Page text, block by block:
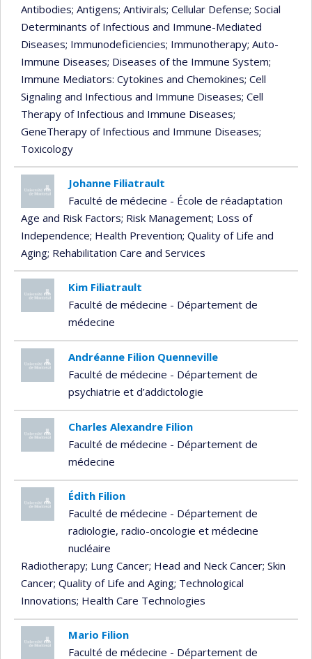
Antibodies; Antigens; Antivirals; Cellular Defense; Social
Determinants of Infectious and Immune-Mediated
Diseases; Immunodeficiencies; Immunotherapy; Auto-
Immune Diseases; Diseases of the Immune System;
Immune Mediators: Cytokines and Chemokines; Cell
Signaling and Infectious and Immune Diseases; Cell
Therapy of Infectious and Immune Diseases;
GeneTherapy of Infectious and Immune Diseases;
Toxicology
Johanne Filiatrault
Faculté de médecine - École de réadaptation
Age and Risk Factors; Risk Management; Loss of
Independence; Health Prevention; Quality of Life and
Aging; Rehabilitation Care and Services
Kim Filiatrault
Faculté de médecine - Département de
médecine
Andréanne Filion Quenneville
Faculté de médecine - Département de
psychiatrie et d’addictologie
Charles Alexandre Filion
Faculté de médecine - Département de
médecine
Édith Filion
Faculté de médecine - Département de
radiologie, radio-oncologie et médecine
nucléaire
Radiotherapy; Lung Cancer; Head and Neck Cancer; Skin
Cancer; Quality of Life and Aging; Technological
Innovations; Health Care Technologies
Mario Filion
Faculté de médecine - Département de